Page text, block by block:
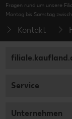
Fragen rund um unsere
Montag bis Samstag
Kontakt
Service
Unternehmen